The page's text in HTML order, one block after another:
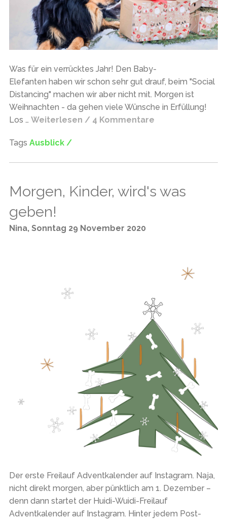
Was für ein verrücktes Jahr! Den Baby-
Elefanten haben wir schon sehr gut drauf, beim "Social
Distancing" machen wir aber nicht mit. Morgen ist
Weihnachten - da gehen viele Wünsche in Erfüllung!
Los … Weiterlesen / 4 Kommentare
Tags Ausblick /
Morgen, Kinder, wird's was
geben!
Nina, Sonntag 29 November 2020
Der erste Freilauf Adventkalender auf Instagram. Naja,
nicht direkt morgen, aber pünktlich am 1. Dezember –
denn dann startet der Huidi-Wuidi-Freilauf
Adventkalender auf Instagram. Hinter jedem Post-